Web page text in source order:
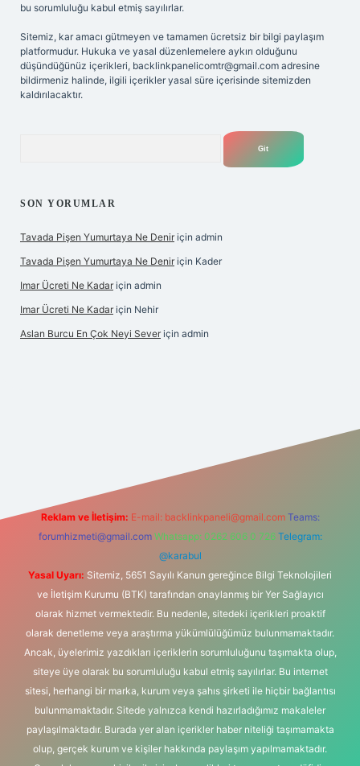
bu sorumluluğu kabul etmiş sayılırlar.
Sitemiz, kar amacı gütmeyen ve tamamen ücretsiz bir bilgi paylaşım
platformudur. Hukuka ve yasal düzenlemelere aykırı olduğunu
düşündüğünüz içerikleri, backlinkpanelicomtr@gmail.com adresine
bildirmeniz halinde, ilgili içerikler yasal süre içerisinde sitemizden
kaldırılacaktır.
SON YORUMLAR
Tavada Pişen Yumurtaya Ne Denir için admin
Tavada Pişen Yumurtaya Ne Denir için Kader
Imar Ücreti Ne Kadar için admin
Imar Ücreti Ne Kadar için Nehir
Aslan Burcu En Çok Neyi Sever için admin
elexbetgiris.org
Reklam ve İletişim: E-mail: backlinkpaneli@gmail.com Teams:
forumhizmeti@gmail.com Whatsapp: 0262 606 0 726 Telegram:
@karabul
Yasal Uyarı: Sitemiz, 5651 Sayılı Kanun gereğince Bilgi Teknolojileri
ve İletişim Kurumu (BTK) tarafından onaylanmış bir Yer Sağlayıcı
olarak hizmet vermektedir. Bu nedenle, sitedeki içerikleri proaktif
olarak denetleme veya araştırma yükümlülüğümüz bulunmamaktadır.
Ancak, üyelerimiz yazdıkları içeriklerin sorumluluğunu taşımakta olup,
siteye üye olarak bu sorumluluğu kabul etmiş sayılırlar. Bu internet
sitesi, herhangi bir marka, kurum veya şahıs şirketi ile hiçbir bağlantısı
bulunmamaktadır. Sitede yalnızca kendi hazırladığımız makaleler
paylaşılmaktadır. Burada yer alan içerikler haber niteliği taşımamakta
olup, gerçek kurum ve kişiler hakkında paylaşım yapılmamaktadır.